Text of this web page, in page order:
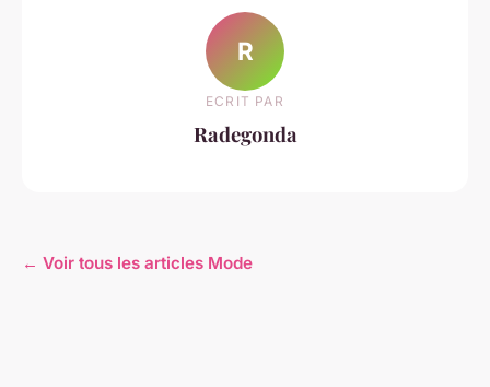
R
ECRIT PAR
Radegonda
← Voir tous les articles Mode